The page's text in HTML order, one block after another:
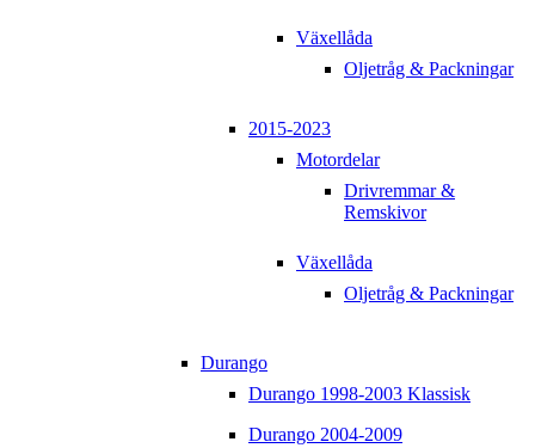
Växellåda
Oljetråg & Packningar
2015-2023
Motordelar
Drivremmar &
Remskivor
Växellåda
Oljetråg & Packningar
Durango
Durango 1998-2003 Klassisk
Durango 2004-2009